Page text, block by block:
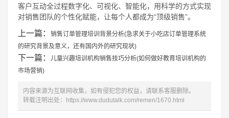
客户互动全过程数字化、可视化、智能化，用科学的方式实现
对销售团队的个性化赋能，让每个人都成为“顶级销售”。
上一篇：
销售订单管理培训背景分析(急求关于小吃店订单管理系统
的研究背景及意义，还有国内外的研究现状)
下一篇：
儿童兴趣培训机构销售技巧分析(如何做好教育培训机构的
市场营销)
内容来源为互联网收集，如有侵犯您的权益，请联系客服删除。
转载注明出处： https://www.dudutalk.com/remen/1670.html